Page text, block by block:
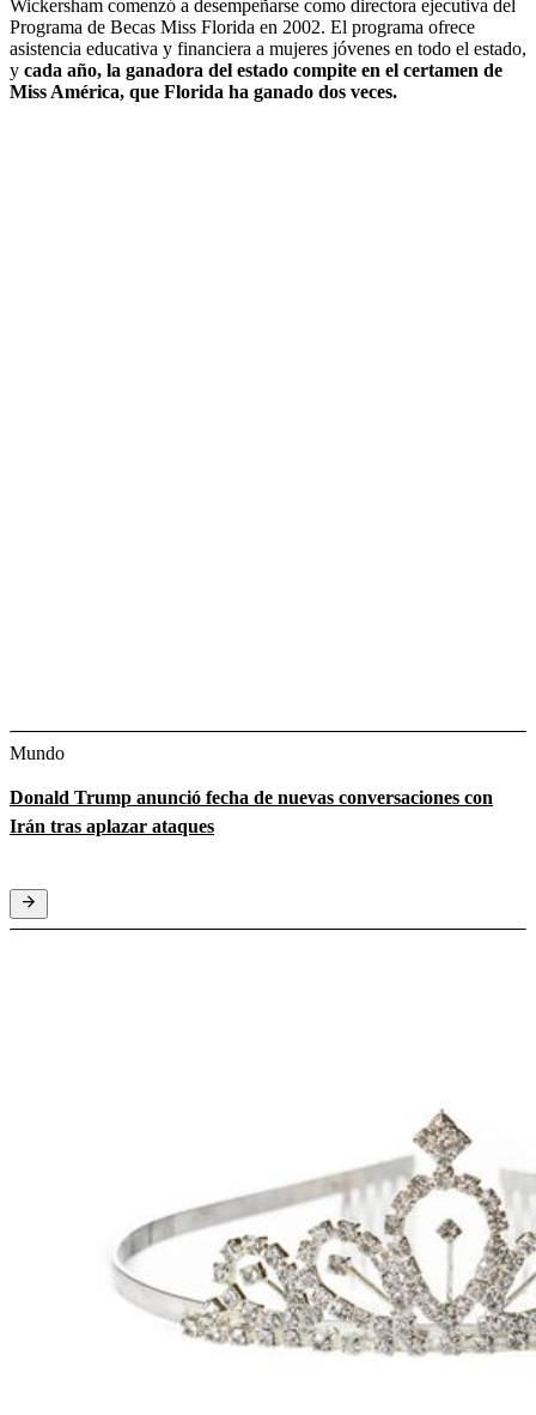
Wickersham comenzó a desempeñarse como directora ejecutiva del
Programa de Becas Miss Florida en 2002. El programa ofrece
asistencia educativa y financiera a mujeres jóvenes en todo el estado,
y cada año, la ganadora del estado compite en el certamen de
Miss América, que Florida ha ganado dos veces.
Mundo
Donald Trump anunció fecha de nuevas conversaciones con
Irán tras aplazar ataques